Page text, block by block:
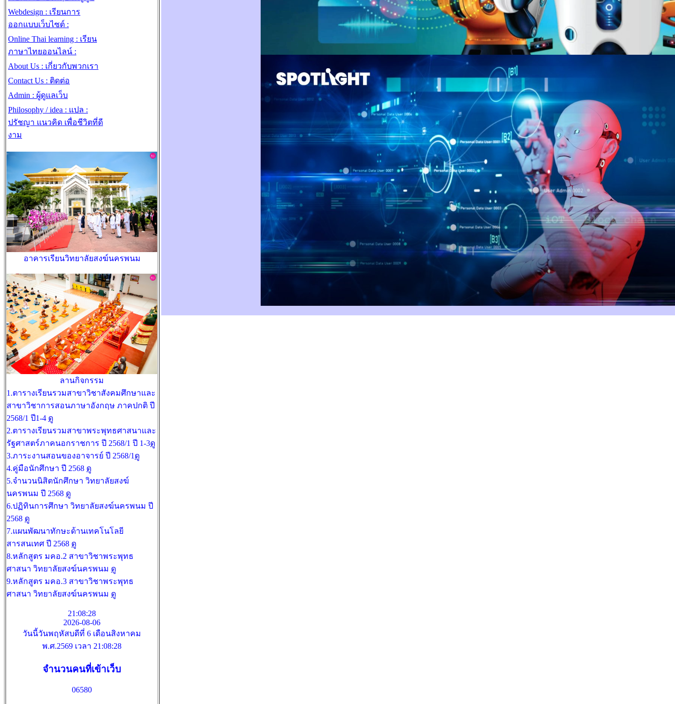
Webdesign : เรียนการ
ออกแบบเว็บไซต์ :
Online Thai learning : เรียน
ภาษาไทยออนไลน์ :
About Us : เกี่ยวกับพวกเรา
Contact Us : ติดต่อ
Admin : ผู้ดูแลเว็บ
Philosophy / idea : แปล :
ปรัชญา แนวคิด เพื่อชีวิตที่ดี
งาม
อาคารเรียนวิทยาลัยสงฆ์นครพนม
ลานกิจกรรม
1.ตารางเรียนรวมสาขาวิชาสังคมศึกษาและ
สาขาวิชาการสอนภาษาอังกฤษ ภาคปกติ ปี
2568/1 ปี1-4 ดู
2.ตารางเรียนรวมสาขาพระพุทธศาสนาและ
รัฐศาสตร์ภาคนอกราชการ ปี 2568/1 ปี 1-3ดู
3.ภาระงานสอนของอาจารย์ ปี 2568/1 ดู
4.คู่มือนักศึกษา ปี 2568 ดู
5.จำนวนนิสิตนักศึกษา วิทยาลัยสงฆ์
นครพนม ปี 2568 ดู
6.ปฏิทินการศึกษา วิทยาลัยสงฆ์นครพนม ปี
2568 ดู
7.แผนพัฒนาทักษะด้านเทคโนโลยี
สารสนเทศ ปี 2568 ดู
8.หลักสูตร มคอ.2 สาขาวิชาพระพุทธ
ศาสนา วิทยาลัยสงฆ์นครพนม ดู
9.หลักสูตร มคอ.3 สาขาวิชาพระพุทธ
ศาสนา วิทยาลัยสงฆ์นครพนม ดู
21:08:28
2026-08-06
วันนี้วันพฤหัสบดีที่ 6 เดือนสิงหาคม
พ.ศ.2569 เวลา 21:08:28
จำนวนคนที่เข้าเว็บ
06580